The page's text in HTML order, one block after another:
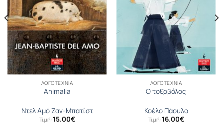
ΛΟΓΟΤΕΧΝΊΑ
Animalia
Ντελ Αµό Ζαν-Μπατίστ
Τιμή: 15.00€
ΛΟΓΟΤΕΧΝΊΑ
Ο τοξοβόλος
Κοέλο Πάουλο
Τιμή: 16.00€